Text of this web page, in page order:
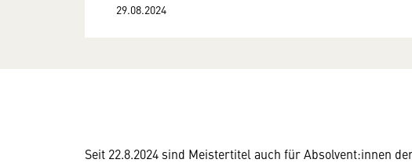
29.08.2024
Seit 22.8.2024 sind Meistertitel auch für Absolvent:innen